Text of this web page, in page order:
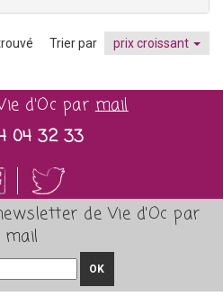
Trier par prix croissant
d'Oc parmail
04 32 33
de Vie d'Oc par
mail
OK